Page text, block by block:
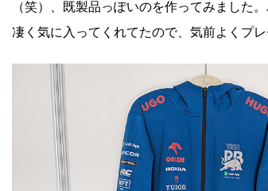
（笑）、既製品っぽいのを作ってみました
凄く気に入ってくれてたので、気前よくプ